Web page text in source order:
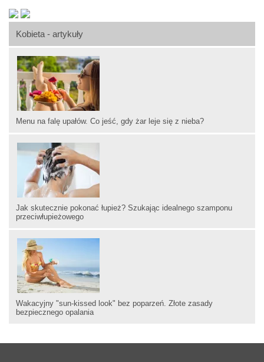
Kobieta - artykuły
Menu na falę upałów. Co jeść, gdy żar leje się z nieba?
Jak skutecznie pokonać łupież? Szukając idealnego szamponu
przeciwłupieżowego
Wakacyjny "sun-kissed look" bez poparzeń. Złote zasady
bezpiecznego opalania